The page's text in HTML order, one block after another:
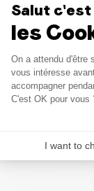
Salut c'est
les
On a attendu d'être
vous intéresse
accompagner
C'est OK pour vous
I want to